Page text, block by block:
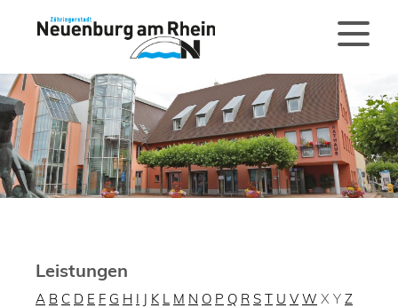
Leistungen
A B C D E F G H I J K L M N O P Q R S T U V W X Y Z